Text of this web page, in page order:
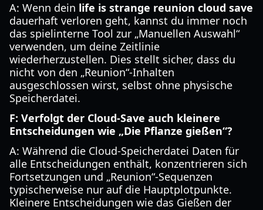
A: Wenn dein life is strange reunion cloud save
dauerhaft verloren geht, kannst du immer noch
das spielinterne Tool zur „Manuellen Auswahl“
verwenden, um deine Zeitlinie
wiederherzustellen. Dies stellt sicher, dass du
nicht von den „Reunion“-Inhalten
ausgeschlossen wirst, selbst ohne physische
Speicherdatei.
F: Verfolgt der Cloud-Save auch kleinere
Entscheidungen wie „Die Pflanze gießen“?
A: Während die Cloud-Speicherdatei Daten für
alle Entscheidungen enthält, konzentrieren sich
Fortsetzungen und „Reunion“-Sequenzen
typischerweise nur auf die Hauptplotpunkte.
Kleinere Entscheidungen wie das Gießen der